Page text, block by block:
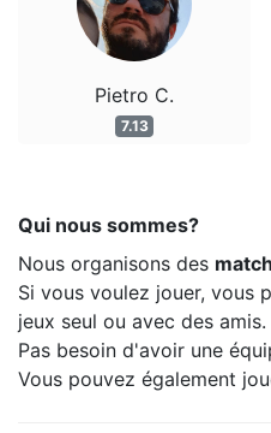
Pietro C.
7.13
Qui nous sommes?
Nous organisons des
Si vous voulez jouer, vous
jeux seul ou avec des amis.
Pas besoin d'avoir une
Vous pouvez également